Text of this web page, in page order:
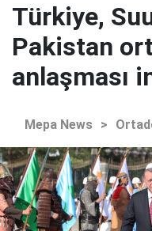
Türkiye,
Pakistan
anlaşması
Mepa News >